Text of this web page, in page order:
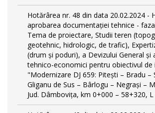
Hotărârea nr. 48 din data 20.02.2024 -
aprobarea documentației tehnice -
Tema de proiectare, Studii teren
geotehnic, hidrologic, de trafic),
(drum și poduri), a Devizului General și
tehnico-economici pentru obiectivul de
"Modernizare DJ 659: Pitești – Bradu –
Gliganu de Sus – Bârlogu – Negrași –
Jud. Dâmboviţa, km 0+000 – 58+320,